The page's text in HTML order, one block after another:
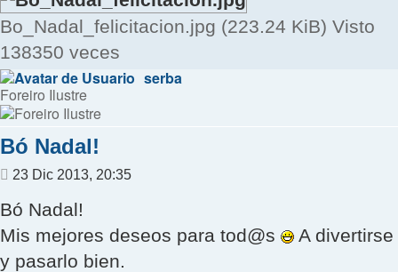
Bo_Nadal_felicitacion.jpg (223.24 KiB) Visto
138350 veces
serba
Foreiro Ilustre
Bó Nadal!
Mensaje
23 Dic 2013, 20:35
Bó Nadal!
Mis mejores deseos para tod@s
A divertirse
y pasarlo bien.